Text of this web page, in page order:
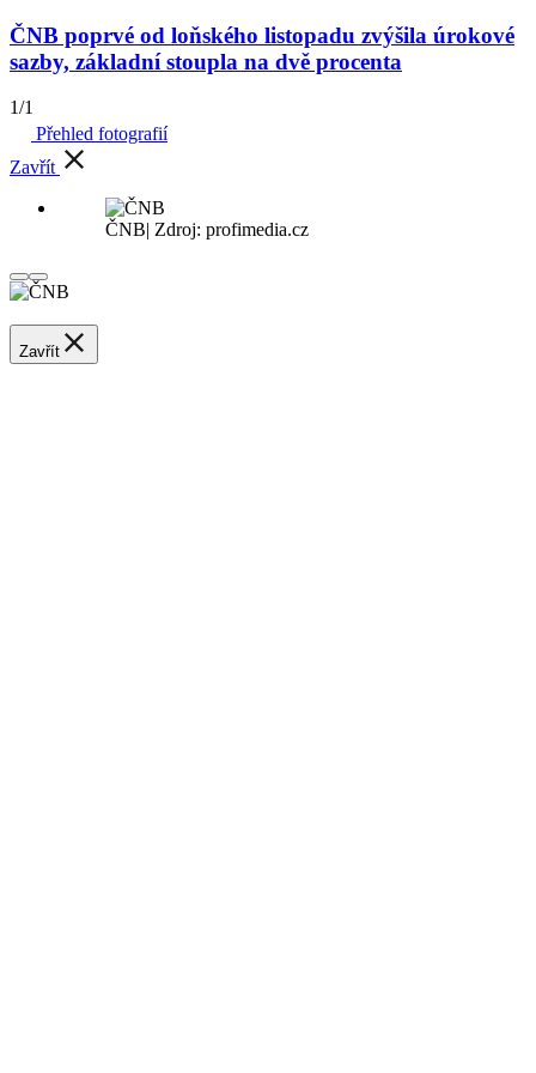
ČNB poprvé od loňského listopadu zvýšila úrokové
sazby, základní stoupla na dvě procenta
1/1
Přehled fotografií
Zavřít
ČNB| Zdroj: profimedia.cz
Zavřít